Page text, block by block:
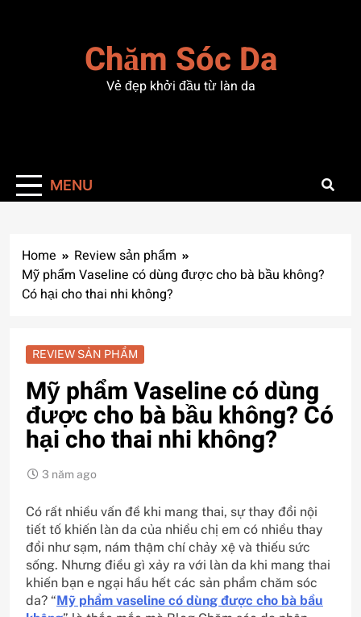
Chăm Sóc Da
Vẻ đẹp khởi đầu từ làn da
MENU
Home
Review sản phẩm
Mỹ phẩm Vaseline có dùng được cho bà bầu không?
Có hại cho thai nhi không?
REVIEW SẢN PHẨM
Mỹ phẩm Vaseline có dùng
được cho bà bầu không? Có
hại cho thai nhi không?
3 năm ago
Có rất nhiều vấn đề khi mang thai, sự thay đổi nội
tiết tố khiến làn da của nhiều chị em có nhiều thay
đổi như sạm, nám thậm chí chảy xệ và thiếu sức
sống. Nhưng điều gì xảy ra với làn da khi mang thai
khiến bạn e ngại hầu hết các sản phẩm chăm sóc
da? “Mỹ phẩm vaseline có dùng được cho bà bầu